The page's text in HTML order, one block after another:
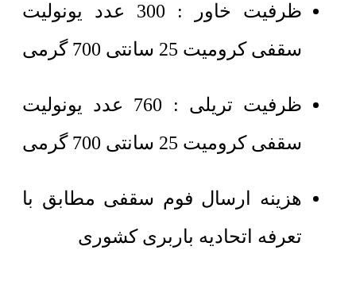
ظرفیت خاور : 300 عدد یونولیت
سقفی کرومیت 25 سانتی 700 گرمی
ظرفیت تریلی : 760 عدد یونولیت
سقفی کرومیت 25 سانتی 700 گرمی
هزینه ارسال فوم سقفی مطابق با
تعرفه اتحادیه باربری کشوری